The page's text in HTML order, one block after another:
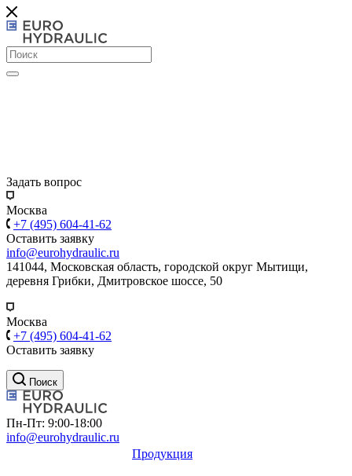
Задать вопрос
Москва
+7 (495) 604-41-62
Оставить заявку
info@eurohydraulic.ru
141044, Московская область, городской округ Мытищи,
деревня Грибки, Дмитровское шоссе, 50
Москва
+7 (495) 604-41-62
Оставить заявку
Поиск
Пн-Пт: 9:00-18:00
info@eurohydraulic.ru
Продукция